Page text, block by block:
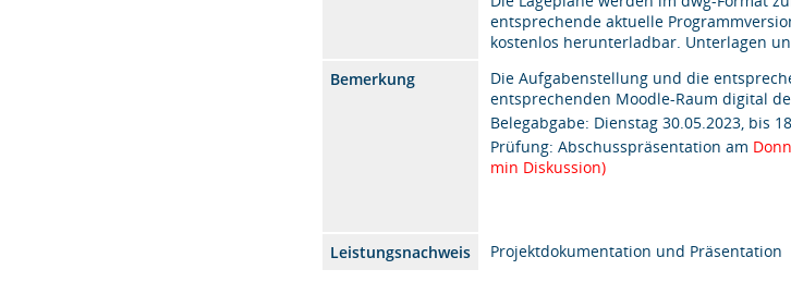
entsprechende aktuelle
kostenlos herunterladbar. Unterlagen
Bemerkung
Die Aufgabenstellung und die
entsprechenden Moodle-Raum digital
Belegabgabe: Dienstag 30.05.2023, bis
Prüfung: Abschusspräsentation am
min Diskussion)
Leistungsnachweis Projektdokumentation und Präsentation